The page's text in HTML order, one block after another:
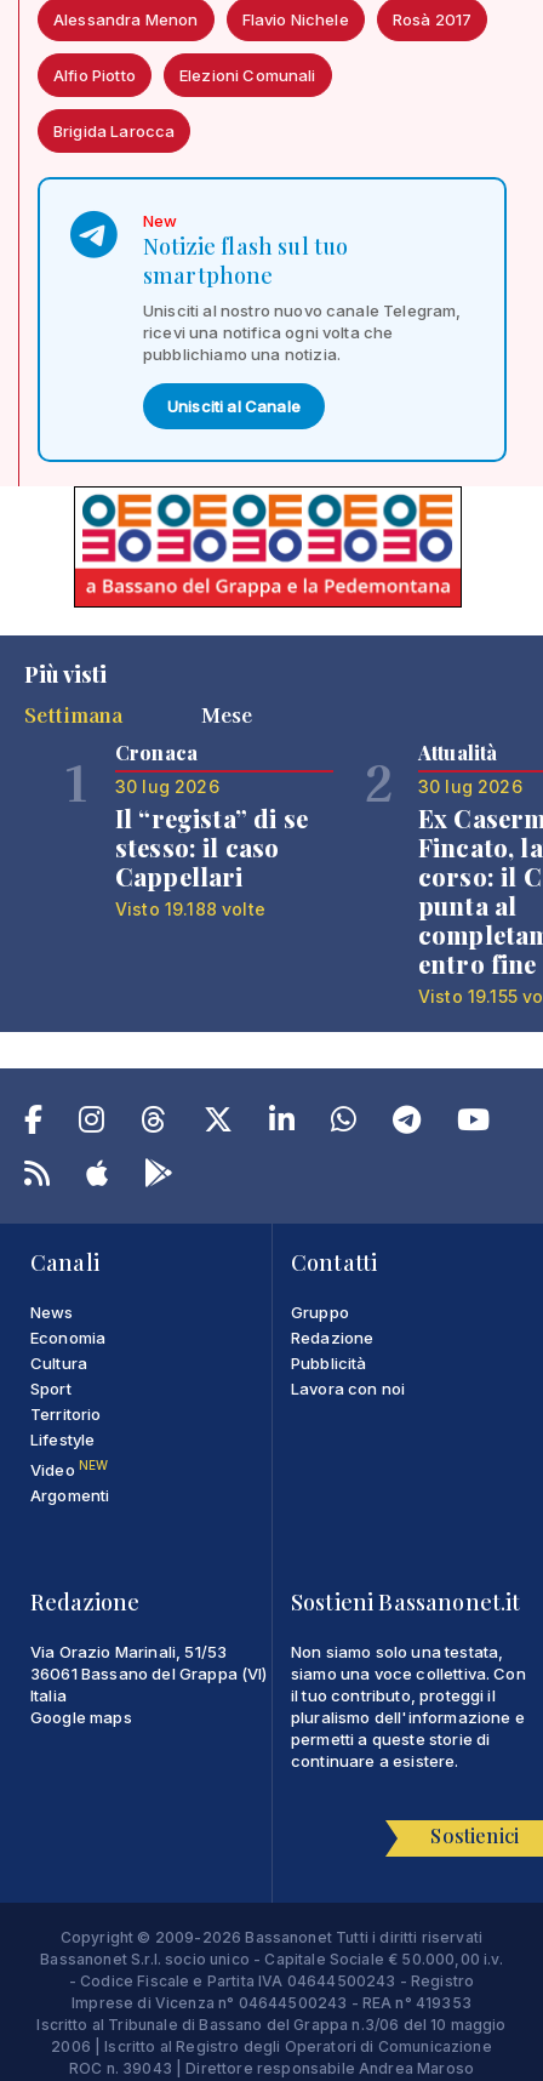
Alessandra Menon Flavio Nichele Rosà 2017
Alfio Piotto Elezioni Comunali
Brigida Larocca
New
Notizie flash sul tuo
smartphone
Unisciti al nostro nuovo canale Telegram,
ricevi una notifica ogni volta che
pubblichiamo una notizia.
Unisciti al Canale
Più visti
Settimana
Mese
1 Cronaca
30 lug 2026
Il “regista” di se
stesso: il caso
Cappellari
Visto 19.188 volte
2 Attualità
30 lug 2026
Ex
Fincato,
corso: il
punta al
entro fine
Visto 19.155
Canali
News
Economia
Cultura
Sport
Territorio
Lifestyle
Video NEW
Argomenti
Contatti
Gruppo
Redazione
Pubblicità
Lavora con noi
Redazione
Via Orazio Marinali, 51/53
36061 Bassano del Grappa (VI)
Italia
Google maps
Sostieni Bassanonet.it
Non siamo solo una testata,
siamo una voce collettiva. Con
il tuo contributo, proteggi il
pluralismo dell'informazione e
permetti a queste storie di
continuare a esistere.
Sostienici
Copyright © 2009-2026 Bassanonet Tutti i diritti riservati
Bassanonet S.r.l. socio unico - Capitale Sociale € 50.000,00 i.v.
- Codice Fiscale e Partita IVA 04644500243 - Registro
Imprese di Vicenza n° 04644500243 - REA n° 419353
Iscritto al Tribunale di Bassano del Grappa n.3/06 del 10 maggio
2006 | Iscritto al Registro degli Operatori di Comunicazione
ROC n. 39043 | Direttore responsabile Andrea Maroso